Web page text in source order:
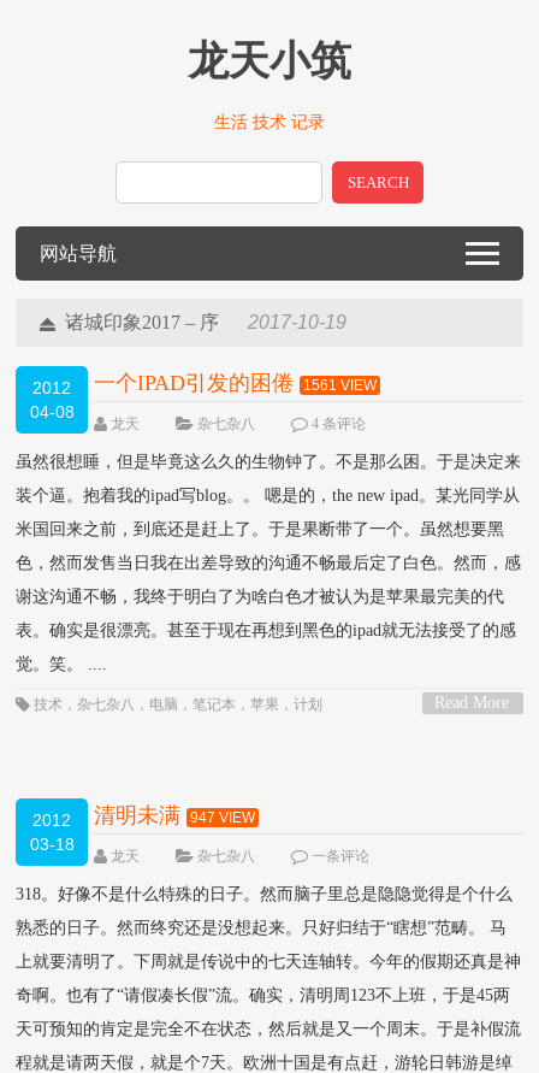
龙天小筑
生活 技术 记录
SEARCH
网站导航
诸城印象2017 – 序 2017-10-19
2012
04-08
一个IPAD引发的困倦 1561 VIEW
龙天 杂七杂八 4 条评论
虽然很想睡，但是毕竟这么久的生物钟了。不是那么困。于是决定来
装个逼。抱着我的ipad写blog。。 嗯是的，the new ipad。某光同学从
米国回来之前，到底还是赶上了。于是果断带了一个。虽然想要黑
色，然而发售当日我在出差导致的沟通不畅最后定了白色。然而，感
谢这沟通不畅，我终于明白了为啥白色才被认为是苹果最完美的代
表。确实是很漂亮。甚至于现在再想到黑色的ipad就无法接受了的感
觉。笑。 ....
Read More
技术 ， 杂七杂八 ， 电脑 ，笔记本 ，苹果 ，计划
2012
03-18
清明未满 947 VIEW
龙天 杂七杂八 一条评论
318。好像不是什么特殊的日子。然而脑子里总是隐隐觉得是个什么
熟悉的日子。然而终究还是没想起来。只好归结于“瞎想”范畴。 马
上就要清明了。下周就是传说中的七天连轴转。今年的假期还真是神
奇啊。也有了“请假凑长假”流。确实，清明周123不上班，于是45两
天可预知的肯定是完全不在状态，然后就是又一个周末。于是补假流
程就是请两天假，就是个7天。欧洲十国是有点赶，游轮日韩游是绰